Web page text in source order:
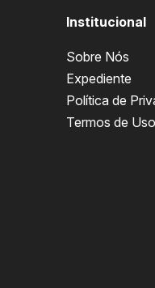
Institucional
Sobre Nós
Expediente
Política de
Termos de Uso